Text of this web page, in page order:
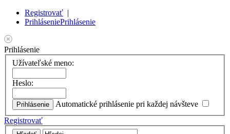
Registrovať |
PrihláseniePrihlásenie
Prihlásenie
Užívateľské meno:
Heslo:
Automatické prihlásenie pri každej návšteve
Registrovať